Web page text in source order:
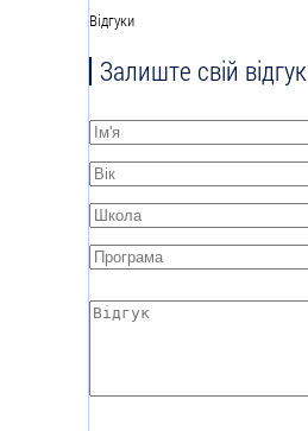
Відгуки
Залиште свій відгук
Ім'я*
Вік*
Школа*
Програма*
Відгук*